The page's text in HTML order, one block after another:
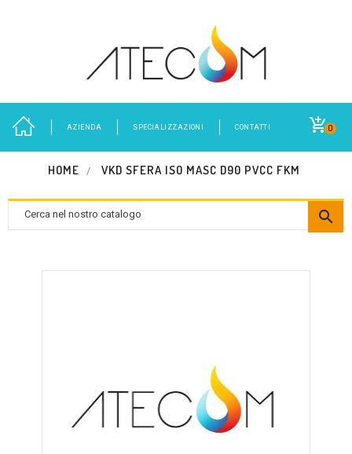
0
AZIENDA SPECIALIZZAZIONI CONTATTI
HOME VKD SFERA ISO MASC D90 PVCC FKM
